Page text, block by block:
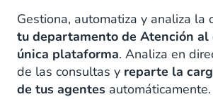
Gestiona, automatiza y analiza la
tu departamento de Atención al
única plataforma. Analiza en
de las consultas y reparte la
de tus agentes automáticamente.